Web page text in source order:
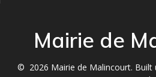
Mairie de
© 2026 Mairie de Malincourt. Built